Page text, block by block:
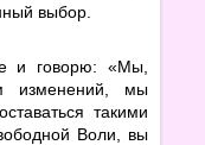
выбор.
и говорю: «Мы,
изменений, мы
такими
Воли, вы